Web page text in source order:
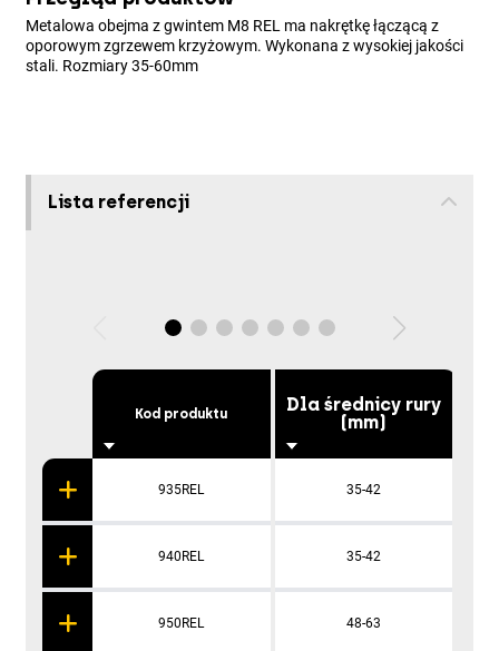
Metalowa obejma z gwintem M8 REL ma nakrętkę łączącą z
oporowym zgrzewem krzyżowym. Wykonana z wysokiej jakości
stali. Rozmiary 35-60mm
Lista referencji
Kod produktu
935REL
940REL
950REL
Dla średnicy rury
(mm)
35-42
35-42
48-63